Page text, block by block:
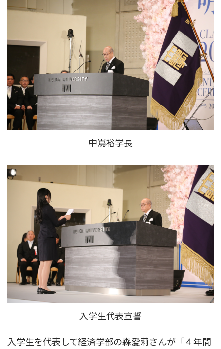
中嶌裕学長
入学生代表宣誓
入学生を代表して経済学部の森愛莉さんが「４年間